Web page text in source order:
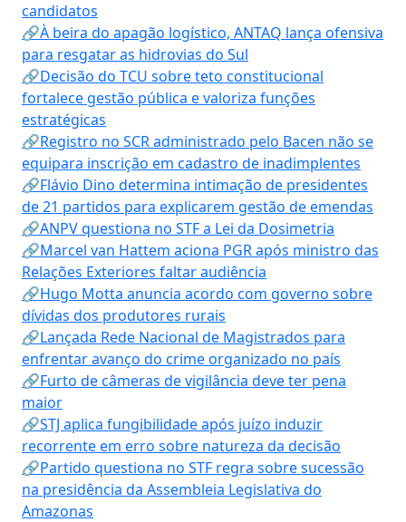
candidatos
🔗À beira do apagão logístico, ANTAQ lança ofensiva
para resgatar as hidrovias do Sul
🔗Decisão do TCU sobre teto constitucional
fortalece gestão pública e valoriza funções
estratégicas
🔗Registro no SCR administrado pelo Bacen não se
equipara inscrição em cadastro de inadimplentes
🔗Flávio Dino determina intimação de presidentes
de 21 partidos para explicarem gestão de emendas
🔗ANPV questiona no STF a Lei da Dosimetria
🔗Marcel van Hattem aciona PGR após ministro das
Relações Exteriores faltar audiência
🔗Hugo Motta anuncia acordo com governo sobre
dívidas dos produtores rurais
🔗Lançada Rede Nacional de Magistrados para
enfrentar avanço do crime organizado no país
🔗Furto de câmeras de vigilância deve ter pena
maior
🔗STJ aplica fungibilidade após juízo induzir
recorrente em erro sobre natureza da decisão
🔗Partido questiona no STF regra sobre sucessão
na presidência da Assembleia Legislativa do
Amazonas